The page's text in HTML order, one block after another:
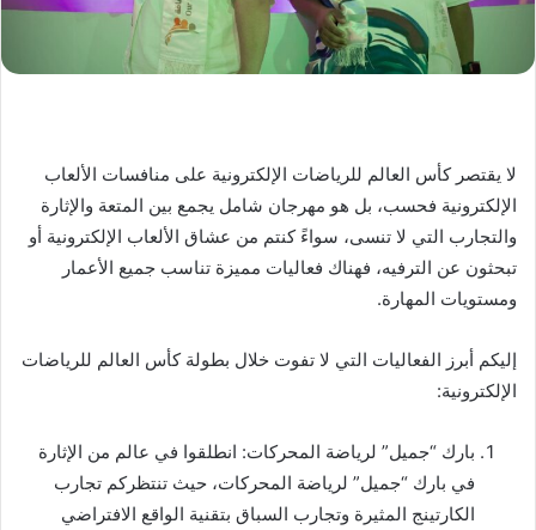
لا يقتصر كأس العالم للرياضات الإلكترونية على منافسات الألعاب
الإلكترونية فحسب، بل هو مهرجان شامل يجمع بين المتعة والإثارة
والتجارب التي لا تنسى، سواءً كنتم من عشاق الألعاب الإلكترونية أو
تبحثون عن الترفيه، فهناك فعاليات مميزة تناسب جميع الأعمار
ومستويات المهارة.
إليكم أبرز الفعاليات التي لا تفوت خلال بطولة كأس العالم للرياضات
الإلكترونية:
بارك “جميل” لرياضة المحركات: انطلقوا في عالم من الإثارة
في بارك “جميل” لرياضة المحركات، حيث تنتظركم تجارب
الكارتينج المثيرة وتجارب السباق بتقنية الواقع الافتراضي